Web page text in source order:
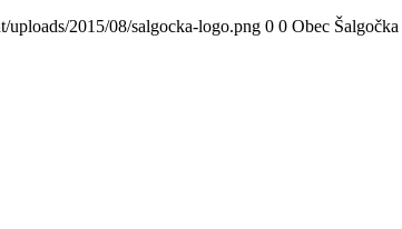
2015/08/salgocka-logo.png 0 0 Obec Šalgočka